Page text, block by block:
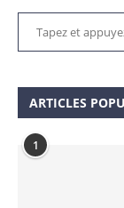
ARTICLES
1